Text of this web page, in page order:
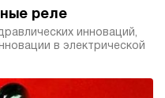
реле
инноваций,
в электрической